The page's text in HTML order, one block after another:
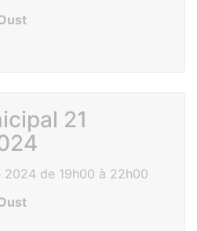
21
2024 de 19h00 à 22h00